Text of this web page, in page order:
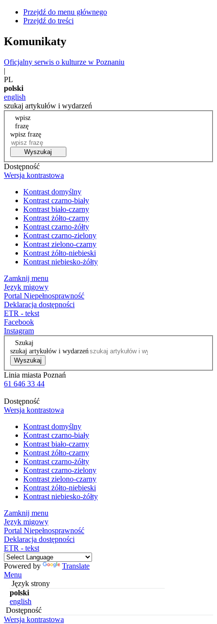
Przejdź do menu głównego
Przejdź do treści
Komunikaty
Oficjalny serwis o kulturze w Poznaniu
|
PL
polski
english
szukaj artykułów i wydarzeń
wpisz
frazę
wpisz frazę
Wyszukaj
Dostępność
Wersja kontrastowa
Kontrast domyślny
Kontrast czarno-biały
Kontrast biało-czarny
Kontrast żółto-czarny
Kontrast czarno-żółty
Kontrast czarno-zielony
Kontrast zielono-czarny
Kontrast żółto-niebieski
Kontrast niebiesko-żółty
Zamknij menu
Język migowy
Portal Niepełnosprawność
Deklaracja dostępności
ETR - tekst
Facebook
Instagram
Szukaj
szukaj artykułów i wydarzeń
Wyszukaj
Linia miasta Poznań
61 646 33 44
Dostępność
Wersja kontrastowa
Kontrast domyślny
Kontrast czarno-biały
Kontrast biało-czarny
Kontrast żółto-czarny
Kontrast czarno-żółty
Kontrast czarno-zielony
Kontrast zielono-czarny
Kontrast żółto-niebieski
Kontrast niebiesko-żółty
Zamknij menu
Język migowy
Portal Niepełnosprawność
Deklaracja dostępności
ETR - tekst
Powered by
Translate
Menu
Język strony
polski
english
Dostępność
Wersja kontrastowa